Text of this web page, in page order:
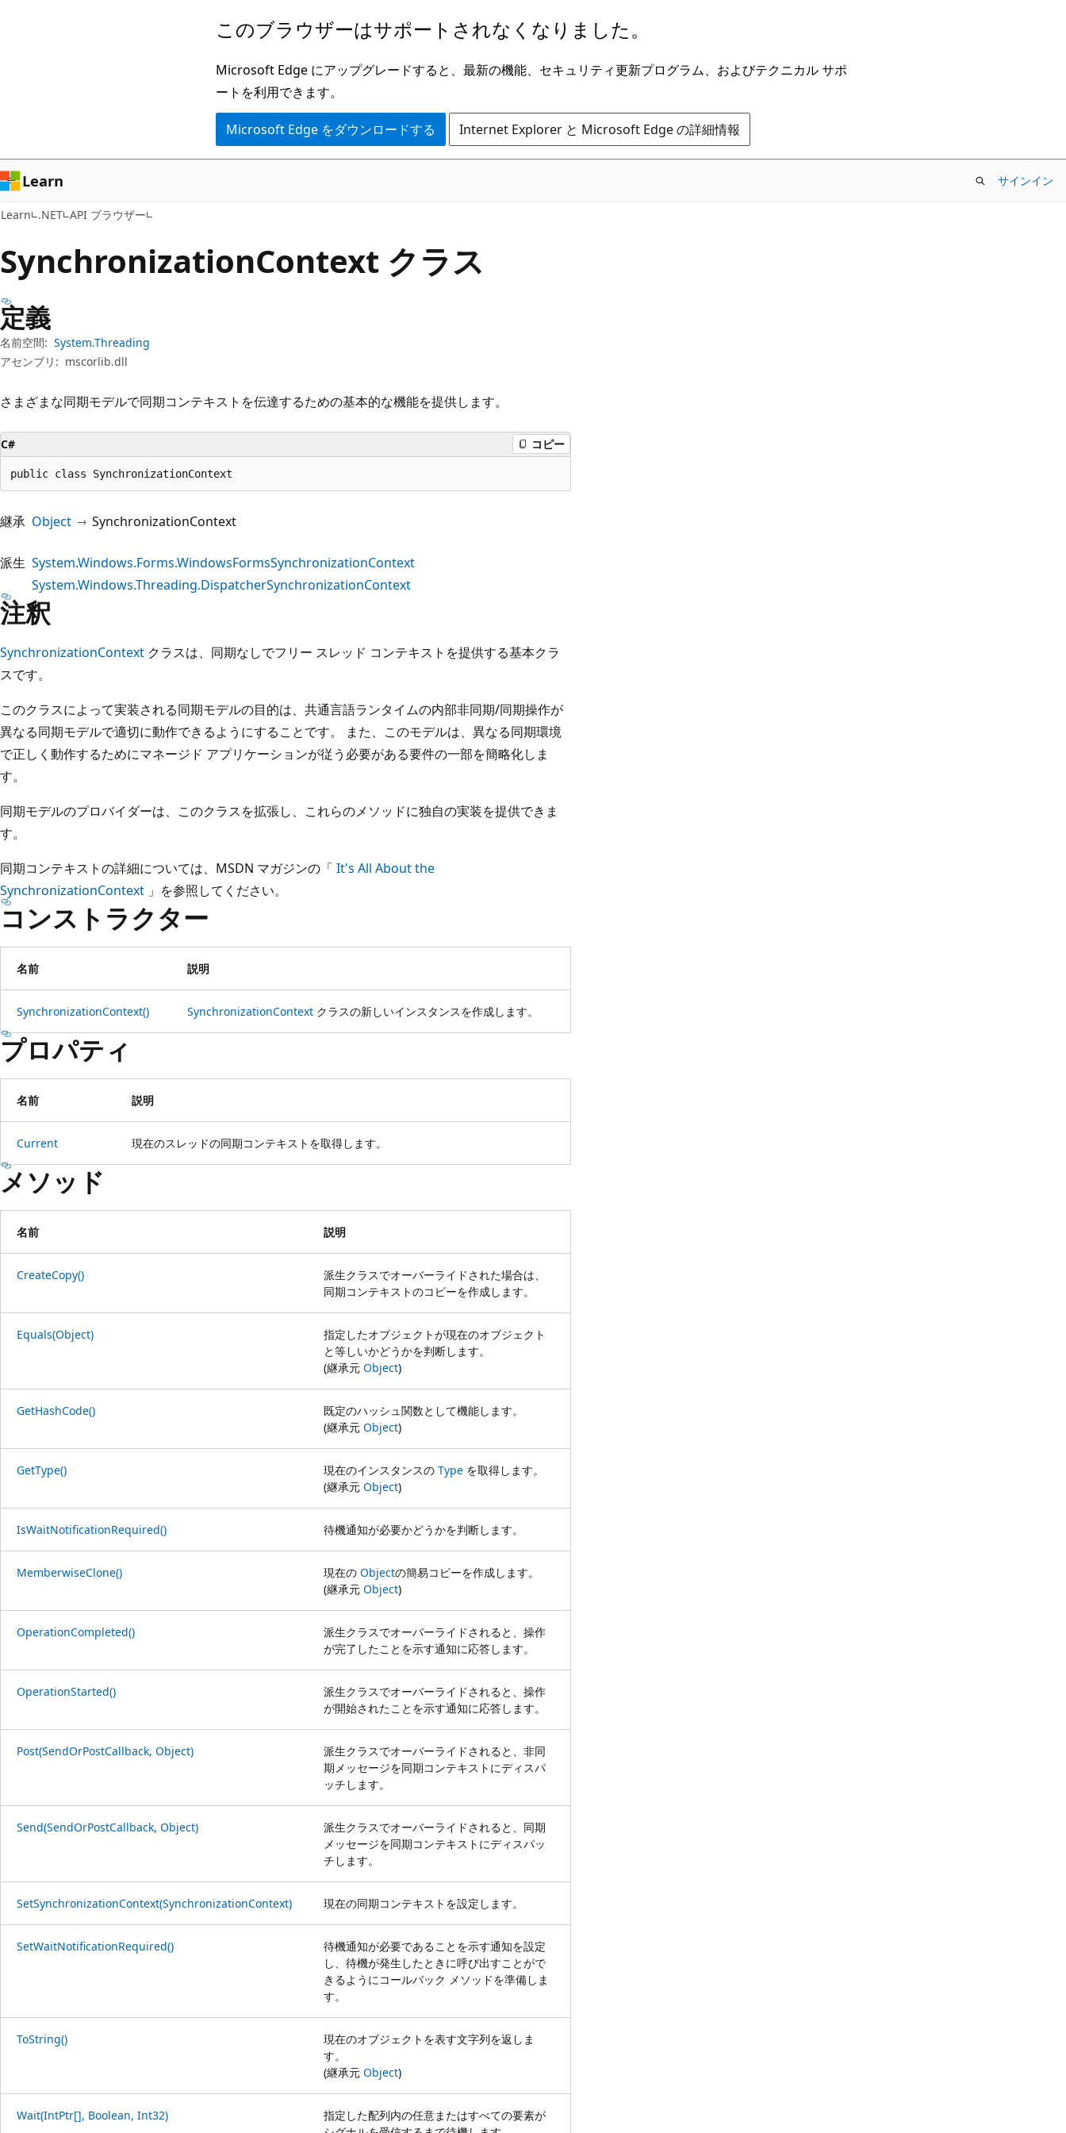
ン
ツ
に
ス
ッ
ゲ
ー
シ
ョ
に
キ
ッ
プ
このブラウザーはサポートされなくなりました。
Microsoft Edge にアップグレードすると、最新の機能、セキュリティ更新プログラム、およびテクニカル サポ
ートを利用できます。
Microsoft Edge をダウンロードする Internet Explorer と Microsoft Edge の詳細情報
Learn サインイン
Learn .NET API ブラウザー
SynchronizationContext クラス
定義
名前空間: System.Threading
アセンブリ: mscorlib.dll
さまざまな同期モデルで同期コンテキストを伝達するための基本的な機能を提供します。
C# コピー
public class SynchronizationContext
継承 Object SynchronizationContext
派生 System.Windows.Forms.WindowsFormsSynchronizationContext
System.Windows.Threading.DispatcherSynchronizationContext
注釈
SynchronizationContext クラスは、同期なしでフリー スレッド コンテキストを提供する基本クラ
スです。
このクラスによって実装される同期モデルの目的は、共通言語ランタイムの内部非同期/同期操作が
異なる同期モデルで適切に動作できるようにすることです。 また、このモデルは、異なる同期環境
で正しく動作するためにマネージド アプリケーションが従う必要がある要件の一部を簡略化しま
す。
同期モデルのプロバイダーは、このクラスを拡張し、これらのメソッドに独自の実装を提供できま
す。
同期コンテキストの詳細については、MSDN マガジンの「 It's All About the
SynchronizationContext 」を参照してください。
コンストラクター
名前 説明
SynchronizationContext() SynchronizationContext クラスの新しいインスタンスを作成します。
プロパティ
名前 説明
Current 現在のスレッドの同期コンテキストを取得します。
メソッド
名前 説明
CreateCopy()
派生クラスでオーバーライドされた場合は、
同期コンテキストのコピーを作成します。
Equals(Object)
指定したオブジェクトが現在のオブジェクト
と等しいかどうかを判断します。
(継承元 Object)
GetHashCode()
既定のハッシュ関数として機能します。
(継承元 Object)
GetType() 現在のインスタンスの Type を取得します。
(継承元 Object)
IsWaitNotificationRequired() 待機通知が必要かどうかを判断します。
MemberwiseClone() 現在の Objectの簡易コピーを作成します。
(継承元 Object)
OperationCompleted()
派生クラスでオーバーライドされると、操作
が完了したことを示す通知に応答します。
OperationStarted()
派生クラスでオーバーライドされると、操作
が開始されたことを示す通知に応答します。
Post(SendOrPostCallback, Object)
派生クラスでオーバーライドされると、非同
期メッセージを同期コンテキストにディスパ
ッチします。
Send(SendOrPostCallback, Object)
派生クラスでオーバーライドされると、同期
メッセージを同期コンテキストにディスパッ
チします。
SetSynchronizationContext(SynchronizationContext) 現在の同期コンテキストを設定します。
SetWaitNotificationRequired()
待機通知が必要であることを示す通知を設定
し、待機が発生したときに呼び出すことがで
きるようにコールバック メソッドを準備しま
す。
ToString()
現在のオブジェクトを表す文字列を返しま
す。
(継承元 Object)
Wait(IntPtr[], Boolean, Int32)
指定した配列内の任意またはすべての要素が